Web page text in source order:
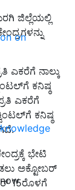
on
ಜಿಲ್ಲೆಯಲ್ಲಿ
ಎಕರೆಗೆ ನಾಲ್ಕು
ಕನಿಷ್ಠ
ಎಕರೆಗೆ
ಕನಿಷ್ಠ
ಭೇಟಿ
ಅಕ್ಟೋಬರ್
15ರೊಳಗೆ